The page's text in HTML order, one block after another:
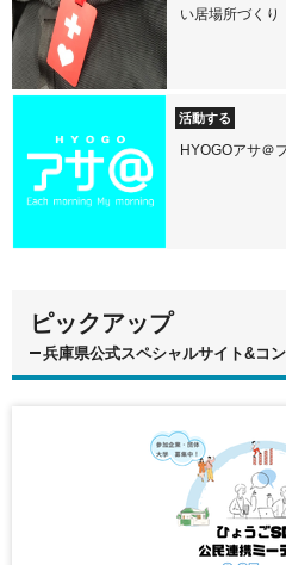
い居場所づくり
活動する
HYOGOアサ＠
ピックアップ
兵庫県公式スペシャルサイト&コ